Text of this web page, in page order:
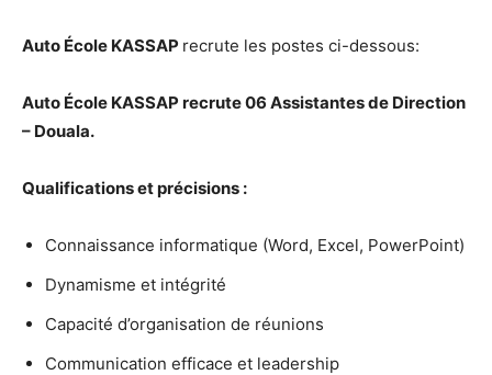
Auto École KASSAP recrute les postes ci-dessous:
Auto École KASSAP recrute 06 Assistantes de Direction
– Douala.
Qualifications et précisions :
Connaissance informatique (Word, Excel, PowerPoint)
Dynamisme et intégrité
Capacité d’organisation de réunions
Communication efficace et leadership